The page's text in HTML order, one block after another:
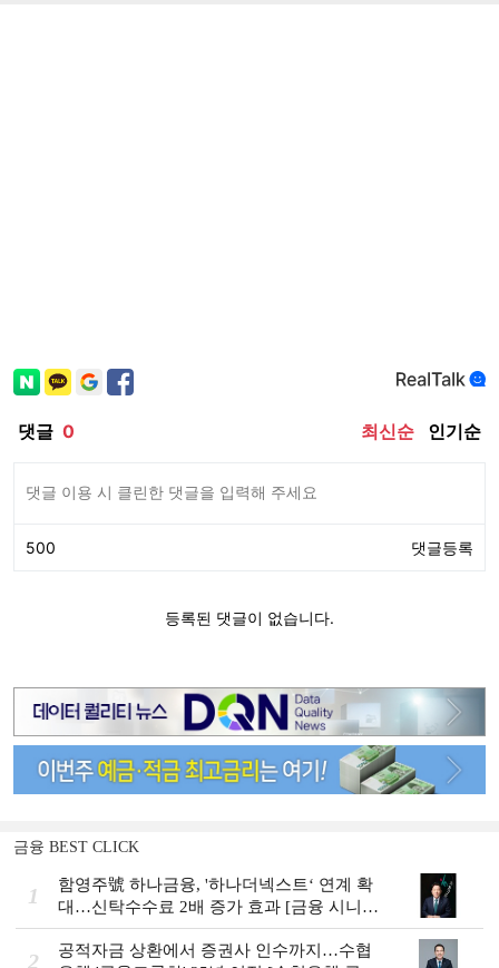
금융 BEST CLICK
1
함영주號 하나금융, '하나더넥스트‘ 연계 확
대…신탁수수료 2배 증가 효과 [금융 시니어
비즈니스 돋보기]
2
공적자금 상환에서 증권사 인수까지…수협